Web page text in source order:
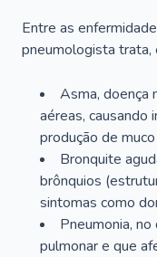
Entre as
pneumologista trata,
Asma, doença
aéreas, causando
produção de
Bronquite
brônquios
sintomas como
Pneumonia,
pulmonar e que